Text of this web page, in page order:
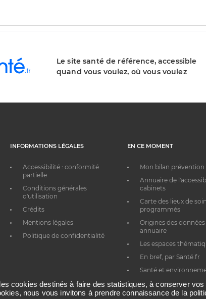
Le site santé de référence, accessible
quand vous voulez, où vous voulez
INFORMATIONS LÉGALES
Accessibilité : conformité
partielle
Conditions générales
d'utilisation
Crédits
Mentions légales
Politique de confidentialité
EN CE MOMENT
Mon bilan prévention
Annuaire de
cabinets
Carte des lieux de
programmés
Origines des données
annuaire
Les espaces
En bref, par Santé.fr
Santé et
cookies destinés à faire des statistiques, à conserver
nous vous invitons à prendre connaissance de la